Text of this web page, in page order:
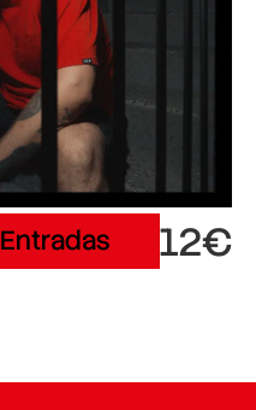
Entradas 12€